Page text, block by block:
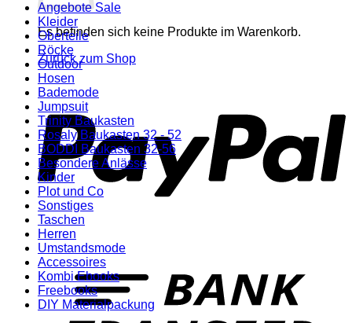
Es befinden sich keine Produkte im Warenkorb.
Zurück zum Shop
Angebote Sale
Kleider
Oberteile
Röcke
Outdoor
Hosen
Bademode
Jumpsuit
Trinity Baukasten
Rosaly Baukasten 32 - 52
BODDI Baukasten 32-56
Besondere Anlässe
Kinder
Plot und Co
Sonstiges
Taschen
Herren
Umstandsmode
Accessoires
Kombi Ebooks
Freebooks
DIY Materialpackung